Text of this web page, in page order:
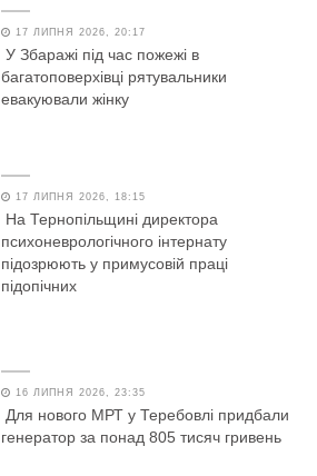
17 ЛИПНЯ 2026, 20:17
У Збаражі під час пожежі в
багатоповерхівці рятувальники
евакуювали жінку
17 ЛИПНЯ 2026, 18:15
На Тернопільщині директора
психоневрологічного інтернату
підозрюють у примусовій праці
підопічних
16 ЛИПНЯ 2026, 23:35
Для нового МРТ у Теребовлі придбали
генератор за понад 805 тисяч гривень